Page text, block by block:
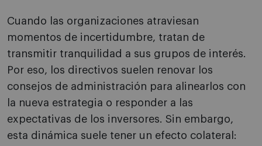
Cuando las organizaciones atraviesan
momentos de incertidumbre, tratan de
transmitir tranquilidad a sus grupos de interés.
Por eso, los directivos suelen renovar los
consejos de administración para alinearlos con
la nueva estrategia o responder a las
expectativas de los inversores. Sin embargo,
esta dinámica suele tener un efecto colateral: